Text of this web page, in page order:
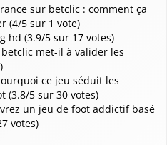
sur betclic : comment ça
(4/5 sur 1 vote)
hd (3.9/5 sur 17 votes)
met-il à valider les
ce jeu séduit les
(3.8/5 sur 30 votes)
un jeu de foot addictif basé
votes)